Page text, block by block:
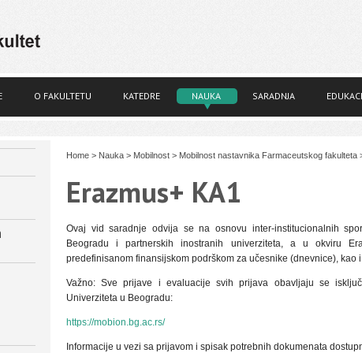
O FAKULTETU KATEDRE NAUKA SARADNJA
Home > Nauka > Mobilnost > Mobilnost nastavnika Farmaceutskog fakulteta
Erazmus+ KA1
Ovaj vid saradnje odvija se na osnovu inter-institucionalnih
Beogradu i partnerskih inostranih univerziteta, a u okviru
predefinisanom finansijskom podrškom za učesnike (dnevnice), kao
Važno: Sve prijave i evaluacije svih prijava obavljaju se
Univerziteta u Beogradu:
https://mobion.bg.ac.rs/
Informacije u vezi sa prijavom i spisak potrebnih dokumenata